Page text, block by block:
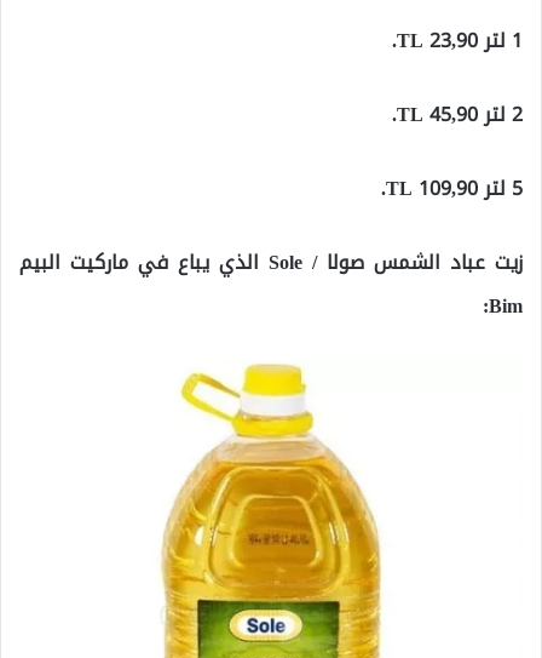
1 لتر 23,90 TL.
2 لتر 45,90 TL.
5 لتر 109,90 TL.
زيت عباد الشمس صولا / Sole الذي يباع في ماركيت البيم
Bim: